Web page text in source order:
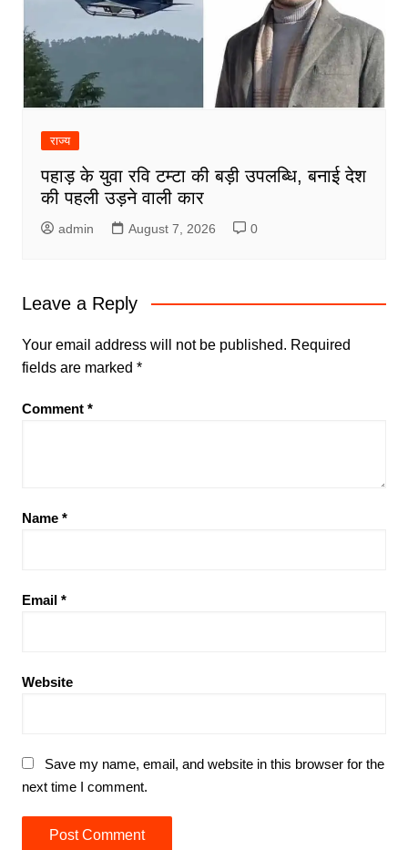
राज्य
पहाड़ के युवा रवि टम्टा की बड़ी उपलब्धि, बनाई देश
की पहली उड़ने वाली कार
admin August 7, 2026 0
Leave a Reply
Your email address will not be published. Required
fields are marked *
Comment *
Name *
Email *
Website
Save my name, email, and website in this browser for the
next time I comment.